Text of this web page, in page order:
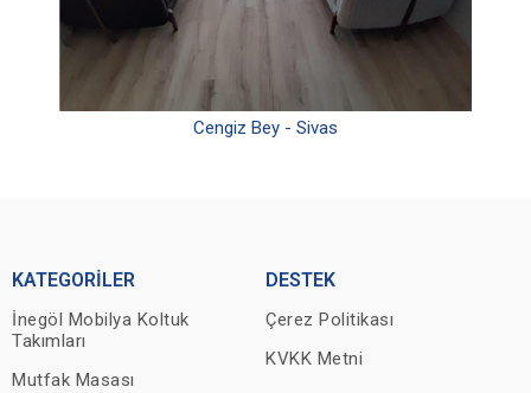
Cengiz Bey - Sivas
KATEGORİLER
İnegöl Mobilya Koltuk
Takımları
Mutfak Masası
DESTEK
Çerez Politikası
KVKK Metni